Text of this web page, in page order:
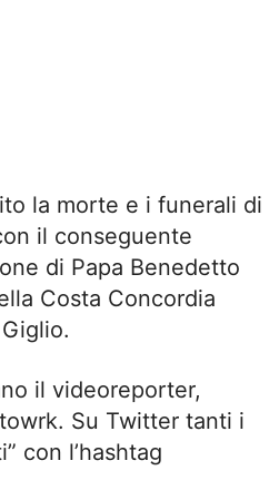
la morte e i funerali di
il conseguente
di Papa Benedetto
Costa Concordia
il videoreporter,
Su Twitter tanti i
con l’hashtag